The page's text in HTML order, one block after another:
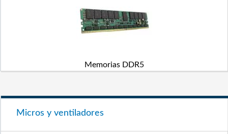
Memorias DDR5
Micros y ventiladores